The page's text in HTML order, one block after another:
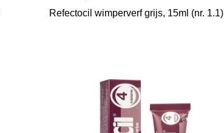
Refectocil wimperverf grijs, 15ml (nr. 1.1)